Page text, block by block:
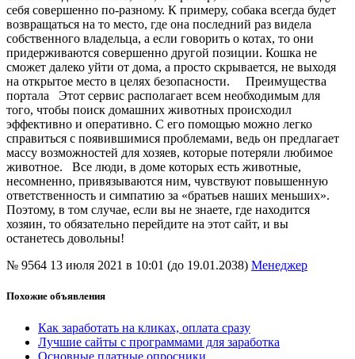
себя совершенно по-разному. К примеру, собака всегда будет
возвращаться на то место, где она последний раз видела
собственного владельца, а если говорить о котах, то они
придерживаются совершенно другой позиции. Кошка не
сможет далеко уйти от дома, а просто скрывается, не выходя
на открытое место в целях безопасности. Преимущества
портала Этот сервис располагает всем необходимым для
того, чтобы поиск домашних животных происходил
эффективно и оперативно. С его помощью можно легко
справиться с появившимися проблемами, ведь он предлагает
массу возможностей для хозяев, которые потеряли любимое
животное. Все люди, в доме которых есть животные,
несомненно, привязываются ним, чувствуют повышенную
ответственность и симпатию за «братьев наших меньших».
Поэтому, в том случае, если вы не знаете, где находится
хозяин, то обязательно перейдите на этот сайт, и вы
останетесь довольны!
№ 9564 13 июля 2021 в 10:01 (до 19.01.2038) Менеджер
Похожие объявления
Как заработать на кликах, оплата сразу
Лучшие сайты с программами для заработка
Основные платные опросники